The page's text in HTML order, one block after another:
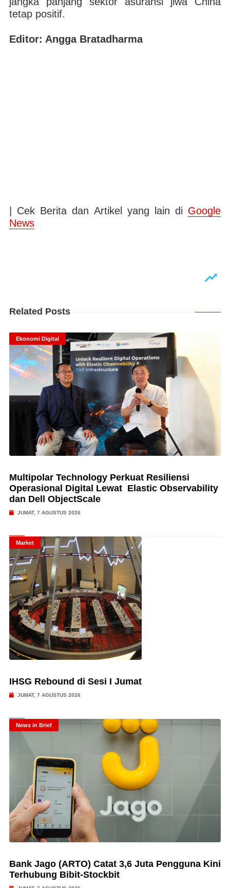
tetap positif.
Editor: Angga Bratadharma
| Cek Berita dan Artikel yang lain di Google
News
Related Posts
Ekonomi Digital
Multipolar Technology Perkuat Resiliensi
Operasional Digital Lewat Elastic Observability
dan Dell ObjectScale
JUMAT, 7 AGUSTUS 2026
Market
IHSG Rebound di Sesi I Jumat
JUMAT, 7 AGUSTUS 2026
News in Brief
Bank Jago (ARTO) Catat 3,6 Juta Pengguna Kini
Terhubung Bibit-Stockbit